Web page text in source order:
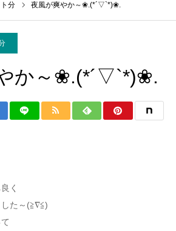
ト分 夜風が爽やか～❀.(*´▽`*)❀.
か～❀.(*´▽`*)❀.
く
た～(≧∇≦)